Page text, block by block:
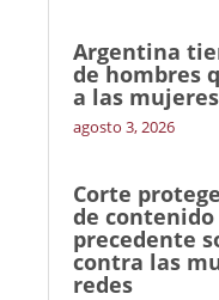
Argentina
de hombres
a las
agosto 3, 2026
Corte
de
precedente
contra las
redes